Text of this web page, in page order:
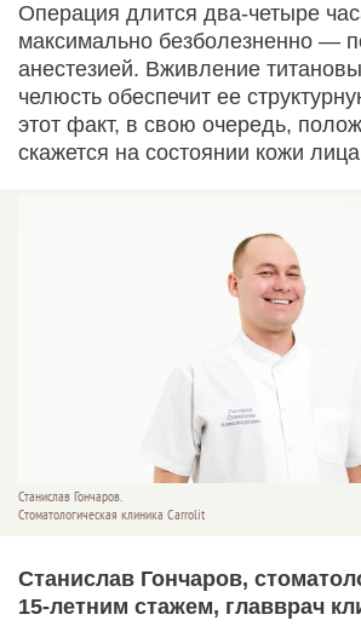
Операция длится два-четыре
максимально безболезненно —
анестезией. Вживление
челюсть обеспечит ее
этот факт, в свою очередь,
скажется на состоянии кожи
Станислав Гончаров.
Стоматологическая клиника Carrolit
Станислав Гончаров,
15-летним стажем, главврач